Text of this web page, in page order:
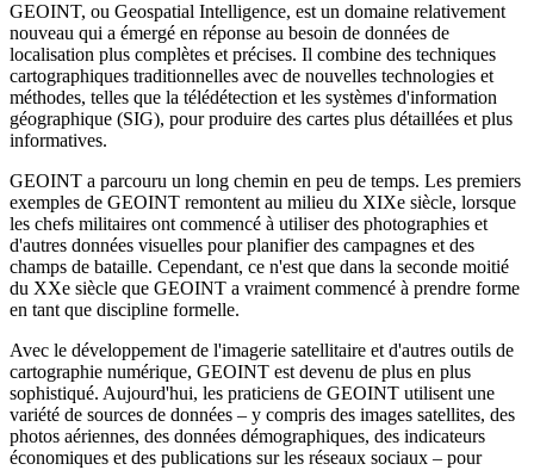
GEOINT, ou Geospatial Intelligence, est un domaine relativement
nouveau qui a émergé en réponse au besoin de données de
localisation plus complètes et précises. Il combine des techniques
cartographiques traditionnelles avec de nouvelles technologies et
méthodes, telles que la télédétection et les systèmes d'information
géographique (SIG), pour produire des cartes plus détaillées et plus
informatives.
GEOINT a parcouru un long chemin en peu de temps. Les premiers
exemples de GEOINT remontent au milieu du XIXe siècle, lorsque
les chefs militaires ont commencé à utiliser des photographies et
d'autres données visuelles pour planifier des campagnes et des
champs de bataille. Cependant, ce n'est que dans la seconde moitié
du XXe siècle que GEOINT a vraiment commencé à prendre forme
en tant que discipline formelle.
Avec le développement de l'imagerie satellitaire et d'autres outils de
cartographie numérique, GEOINT est devenu de plus en plus
sophistiqué. Aujourd'hui, les praticiens de GEOINT utilisent une
variété de sources de données – y compris des images satellites, des
photos aériennes, des données démographiques, des indicateurs
économiques et des publications sur les réseaux sociaux – pour